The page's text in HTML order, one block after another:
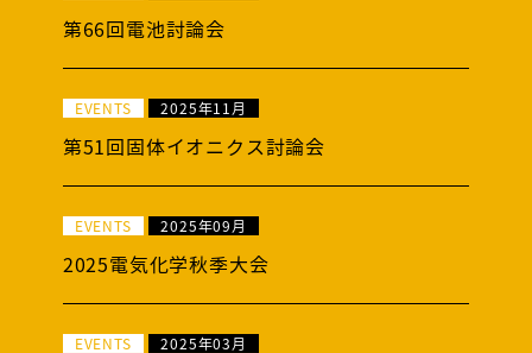
第66回電池討論会
EVENTS 2025年11月
第51回固体イオニクス討論会
EVENTS 2025年09月
2025電気化学秋季大会
EVENTS 2025年03月